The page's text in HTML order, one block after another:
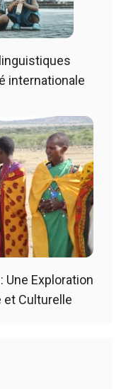
internationale
Une Exploration
et Culturelle